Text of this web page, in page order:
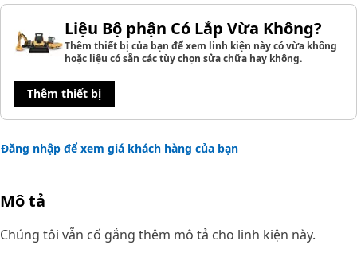
Liệu Bộ phận Có Lắp Vừa Không?
Thêm thiết bị của bạn để xem linh kiện này có vừa không
hoặc liệu có sẵn các tùy chọn sửa chữa hay không.
Thêm thiết bị
Đăng nhập để xem giá khách hàng của bạn
Mô tả
Chúng tôi vẫn cố gắng thêm mô tả cho linh kiện này.